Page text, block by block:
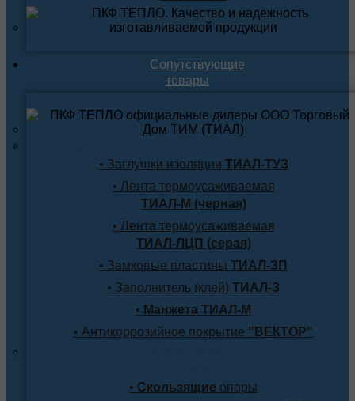
Сопутствующие
товары
• Заглушки изоляции ТИАЛ-ТУЗ
• Лента термоусаживаемая
ТИАЛ-М (черная)
• Лента термоусаживаемая
ТИАЛ-ЛЦП (серая)
• Замковые пластины ТИАЛ-ЗП
• Заполнитель (клей) ТИАЛ-З
• Манжета ТИАЛ-М
• Антикоррозийное покрытие "ВЕКТОР"
• Скользящие опоры